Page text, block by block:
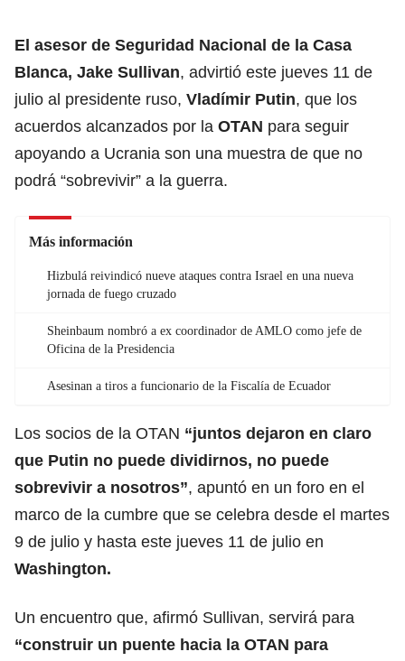
El asesor de Seguridad Nacional de la Casa
Blanca, Jake Sullivan, advirtió este jueves 11 de
julio al presidente ruso, Vladímir Putin, que los
acuerdos alcanzados por la OTAN para seguir
apoyando a Ucrania son una muestra de que no
podrá “sobrevivir” a la guerra.
Más información
Hizbulá reivindicó nueve ataques contra Israel en una nueva
jornada de fuego cruzado
Sheinbaum nombró a ex coordinador de AMLO como jefe de
Oficina de la Presidencia
Asesinan a tiros a funcionario de la Fiscalía de Ecuador
Los socios de la OTAN “juntos dejaron en claro
que Putin no puede dividirnos, no puede
sobrevivir a nosotros”, apuntó en un foro en el
marco de la cumbre que se celebra desde el martes
9 de julio y hasta este jueves 11 de julio en
Washington.
Un encuentro que, afirmó Sullivan, servirá para
“construir un puente hacia la OTAN para